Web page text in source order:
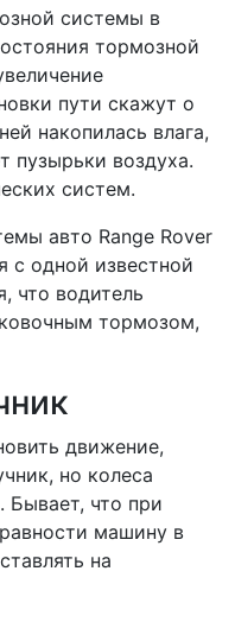
системы в
тормозной
пути скажут о
накопилась влага,
пузырьки воздуха.
систем.
авто Range Rover
с одной известной
что водитель
тормозом,
движение,
но колеса
Бывает, что при
машину в
на